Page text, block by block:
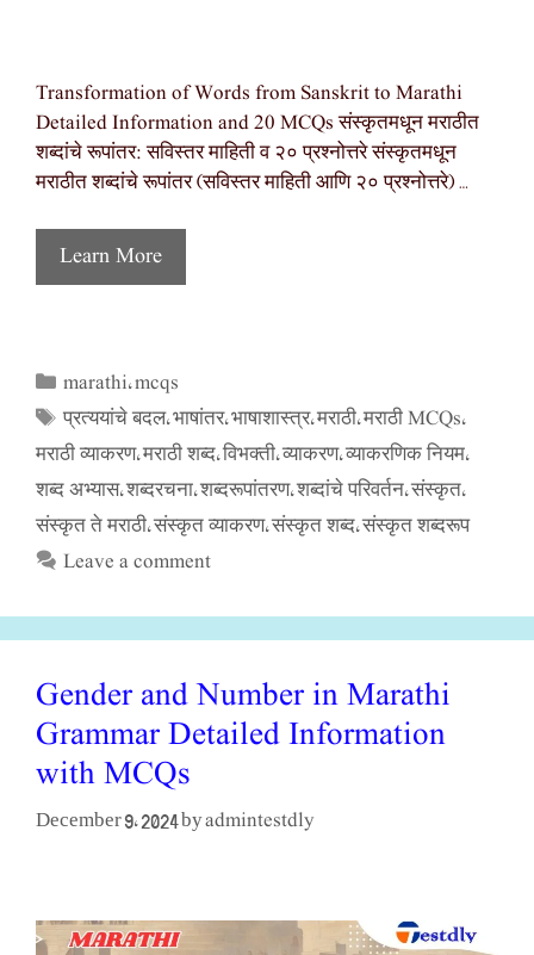
Transformation of Words from Sanskrit to Marathi
Detailed Information and 20 MCQs संस्कृतमधून मराठीत
शब्दांचे रूपांतर: सविस्तर माहिती व २० प्रश्नोत्तरे संस्कृतमधून
मराठीत शब्दांचे रूपांतर (सविस्तर माहिती आणि २० प्रश्नोत्तरे) …
Learn More
Categories
marathi,mcqs
Tags
प्रत्ययांचे बदल,भाषांतर,भाषाशास्त्र,मराठी,मराठी MCQs,
मराठी व्याकरण, मराठी शब्द, विभक्ती, व्याकरण, व्याकरणिक नियम,
शब्द अभ्यास, शब्दरचना, शब्दरूपांतरण, शब्दांचे परिवर्तन, संस्कृत,
संस्कृत ते मराठी, संस्कृत व्याकरण, संस्कृत शब्द, संस्कृत शब्दरूप
Leave a comment
Gender and Number in Marathi
Grammar Detailed Information
with MCQs
December 9, 2024 byadmintestdly